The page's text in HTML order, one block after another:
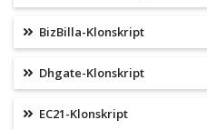
BizBilla-Klonskript
Dhgate-Klonskript
EC21-Klonskript